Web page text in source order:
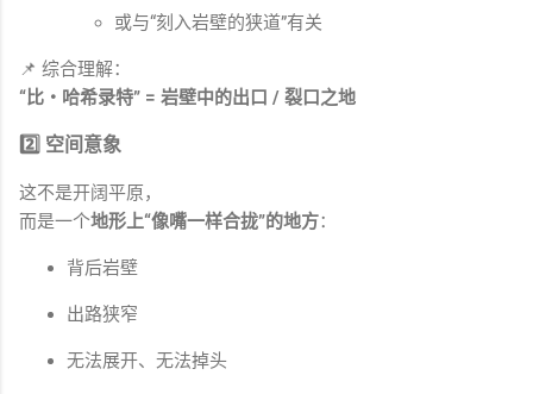
或与“刻入岩壁的狭道”有关
📌 综合理解：
“比‧哈希录特” = 岩壁中的出口 / 裂口之地
2️⃣ 空间意象
这不是开阔平原，
而是一个地形上“像嘴一样合拢”的地方：
背后岩壁
出路狭窄
无法展开、无法掉头